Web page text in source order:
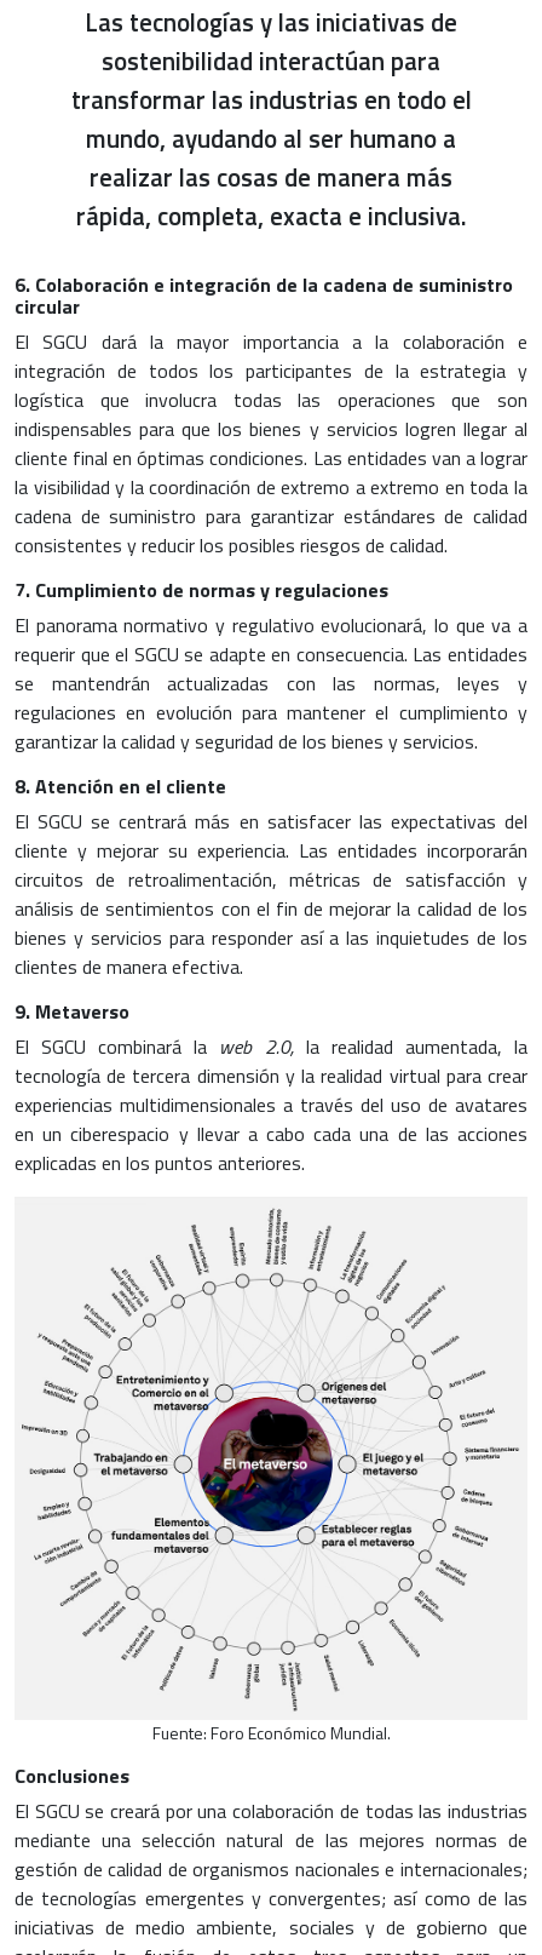
Las tecnologías y las iniciativas de
sostenibilidad interactúan para
transformar las industrias en todo el
mundo, ayudando al ser humano a
realizar las cosas de manera más
rápida, completa, exacta e inclusiva.
6. Colaboración e integración de la cadena de suministro
circular
El SGCU dará la mayor importancia a la colaboración e
integración de todos los participantes de la estrategia y
logística que involucra todas las operaciones que son
indispensables para que los bienes y servicios logren llegar al
cliente final en óptimas condiciones. Las entidades van a lograr
la visibilidad y la coordinación de extremo a extremo en toda la
cadena de suministro para garantizar estándares de calidad
consistentes y reducir los posibles riesgos de calidad.
7. Cumplimiento de normas y regulaciones
El panorama normativo y regulativo evolucionará, lo que va a
requerir que el SGCU se adapte en consecuencia. Las entidades
se mantendrán actualizadas con las normas, leyes y
regulaciones en evolución para mantener el cumplimiento y
garantizar la calidad y seguridad de los bienes y servicios.
8. Atención en el cliente
El SGCU se centrará más en satisfacer las expectativas del
cliente y mejorar su experiencia. Las entidades incorporarán
circuitos de retroalimentación, métricas de satisfacción y
análisis de sentimientos con el fin de mejorar la calidad de los
bienes y servicios para responder así a las inquietudes de los
clientes de manera efectiva.
9. Metaverso
El SGCU combinará la web 2.0,la realidad aumentada, la
tecnología de tercera dimensión y la realidad virtual para crear
experiencias multidimensionales a través del uso de avatares
en un ciberespacio y llevar a cabo cada una de las acciones
explicadas en los puntos anteriores.
Fuente: Foro Económico Mundial.
Conclusiones
El SGCU se creará por una colaboración de todas las industrias
mediante una selección natural de las mejores normas de
gestión de calidad de organismos nacionales e internacionales;
de tecnologías emergentes y convergentes; así como de las
iniciativas de medio ambiente, sociales y de gobierno que